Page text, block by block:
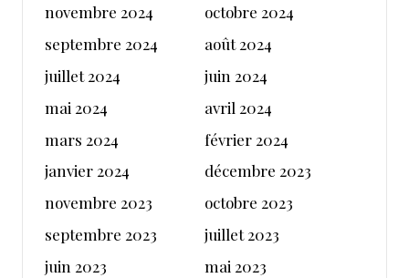
novembre 2024
octobre 2024
septembre 2024
août 2024
juillet 2024
juin 2024
mai 2024
avril 2024
mars 2024
février 2024
janvier 2024
décembre 2023
novembre 2023
octobre 2023
septembre 2023
juillet 2023
juin 2023
mai 2023